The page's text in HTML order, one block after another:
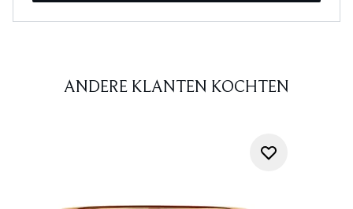
ANDERE KLANTEN KOCHTEN